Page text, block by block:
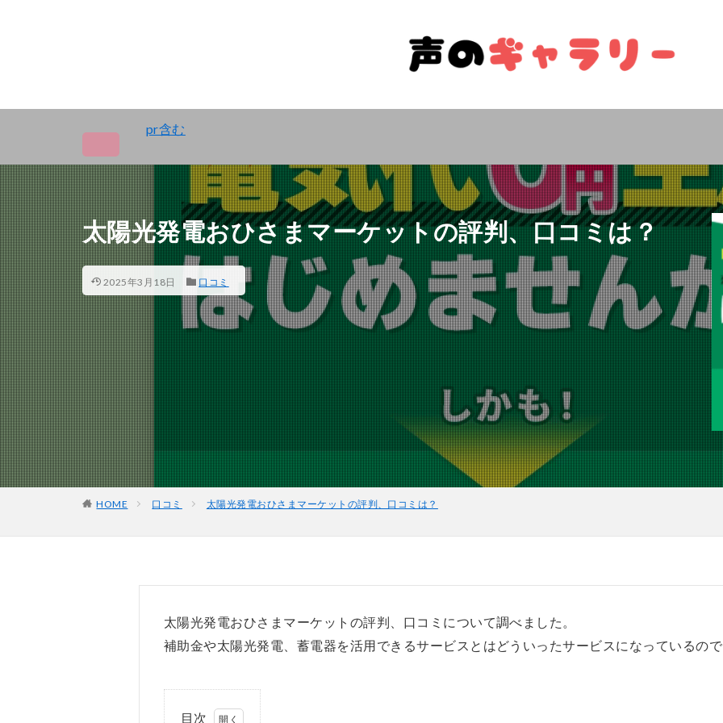
pr含む
太陽光発電おひさまマーケットの評判、口コミは？
2025年3月18日 口コミ
HOME 口コミ 太陽光発電おひさまマーケットの評判、口コミは？
太陽光発電おひさまマーケットの評判、口コミについて調べました。
補助金や太陽光発電、蓄電器を活用できるサービスとはどういったサービスになっているの
目次